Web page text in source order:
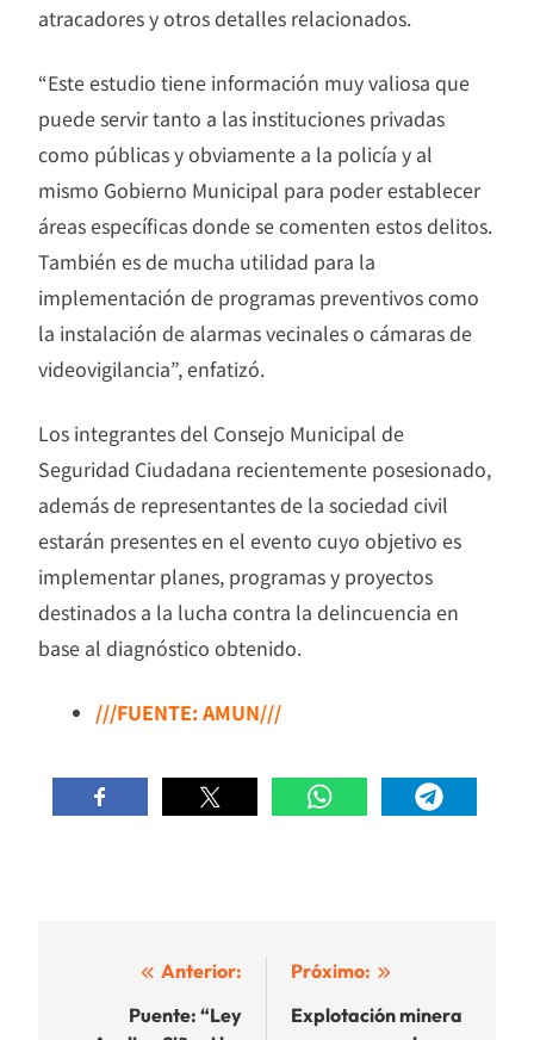
atracadores y otros detalles relacionados.
“Este estudio tiene información muy valiosa que
puede servir tanto a las instituciones privadas
como públicas y obviamente a la policía y al
mismo Gobierno Municipal para poder establecer
áreas específicas donde se comenten estos delitos.
También es de mucha utilidad para la
implementación de programas preventivos como
la instalación de alarmas vecinales o cámaras de
videovigilancia”, enfatizó.
Los integrantes del Consejo Municipal de
Seguridad Ciudadana recientemente posesionado,
además de representantes de la sociedad civil
estarán presentes en el evento cuyo objetivo es
implementar planes, programas y proyectos
destinados a la lucha contra la delincuencia en
base al diagnóstico obtenido.
///FUENTE: AMUN///
Navegación
Anterior:
Puente: “Ley
Próximo:
Explotación minera